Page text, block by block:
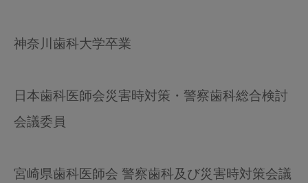
神奈川歯科大学卒業
日本歯科医師会災害時対策・警察歯科総合検討
会議委員
宮崎県歯科医師会 警察歯科及び災害時対策会議